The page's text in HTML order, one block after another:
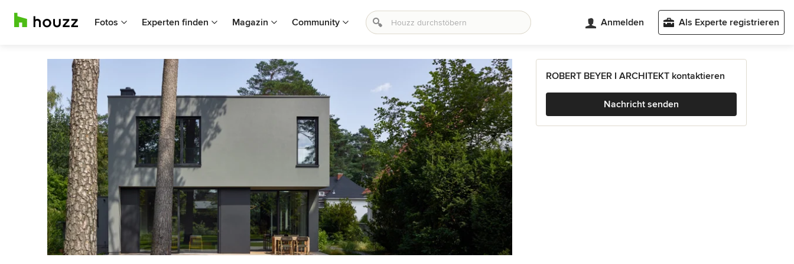
Fotos Experten finden Magazin Community Anmelden Als Experte registrieren
ROBERT BEYER I ARCHITEKT kontaktieren
Nachricht senden